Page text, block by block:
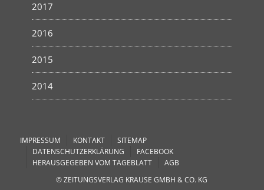
2017
2016
2015
2014
IMPRESSUM KONTAKT
SITEMAP
DATENSCHUTZERKLÄRUNG
FACEBOOK
HERAUSGEGEBEN VOM TAGEBLATT
AGB
© ZEITUNGSVERLAG KRAUSE GMBH & CO. KG